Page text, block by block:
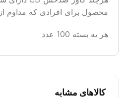
محصول برای افرادی که مداوم از CD استفاده می‌کنند بسیار مناسب است. زیرا مانع از خرابی CD ها می‌شود. همچنین طول عمر آن‌ها را افزایش می‌دهد.
هر یه بسته 100 عدد
کالاهای مشابه